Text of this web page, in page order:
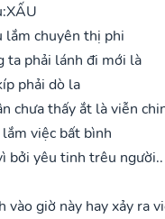
XẤU
lắm chuyên thị phi
ta phải lánh đi mới là
phải dò la
chưa thấy ắt là viễn
việc bất bình
bởi yêu tinh trêu người..
vào giờ này hay xảy ra